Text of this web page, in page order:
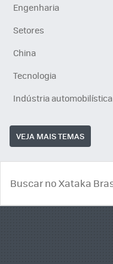
Engenharia
Setores
China
Tecnologia
Indústria automobilística
VEJA MAIS TEMAS